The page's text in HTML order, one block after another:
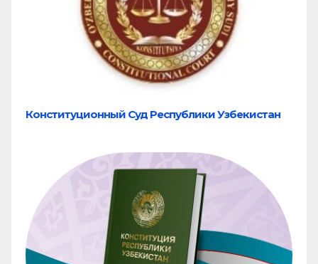
Конституционный Суд Республики Узбекистан